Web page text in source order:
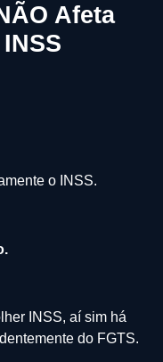
Afeta
o INSS.
INSS, aí sim há
do FGTS.